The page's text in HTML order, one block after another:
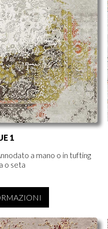
1
a mano o in tufting
o seta